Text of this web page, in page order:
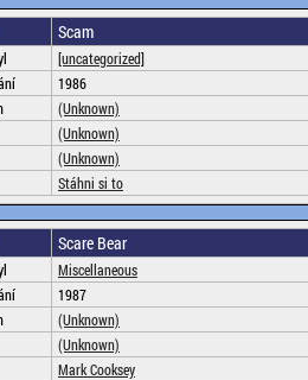
Scam
[uncategorized]
1986
(Unknown)
(Unknown)
(Unknown)
Stáhni si to
Scare Bear
Miscellaneous
1987
(Unknown)
(Unknown)
Mark Cooksey